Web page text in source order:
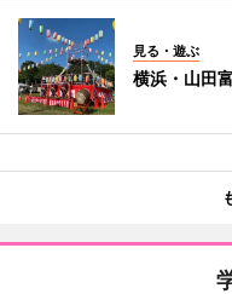
見る・遊ぶ
横浜・山田